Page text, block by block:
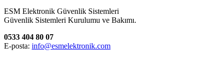
ESM Elektronik Güvenlik Sistemleri
Güvenlik Sistemleri Kurulumu ve Bakımı.
0533 404 80 07
E-posta: info@esmelektronik.com